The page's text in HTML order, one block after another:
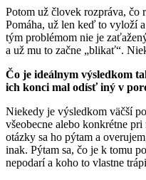
Potom už človek rozpráva, čo
Pomáha, už len keď to vyloží
tým problémom nie je
a už mu to začne „blikať“.
Čo je ideálnym výsledkom
ich konci mal odísť iný v
Niekedy je výsledkom väčší
všeobecne alebo konkrétne
otázky sa ho pýtam a
inak. Pýtam sa, čo je k tomu
nepodarí a koho to vlastne